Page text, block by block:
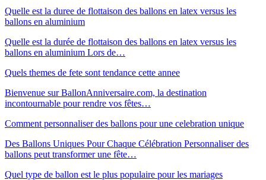
Quelle est la duree de flottaison des ballons en latex versus les
ballons en aluminium
Quelle est la durée de flottaison des ballons en latex versus les
ballons en aluminium Lors de…
Quels themes de fete sont tendance cette annee
Bienvenue sur BallonAnniversaire.com, la destination
incontournable pour rendre vos fêtes…
Comment personnaliser des ballons pour une celebration unique
Des Ballons Uniques Pour Chaque Célébration Personnaliser des
ballons peut transformer une fête…
Quel type de ballon est le plus populaire pour les mariages